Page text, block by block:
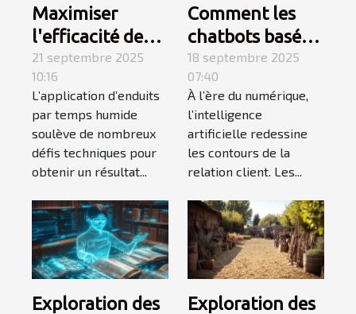
Maximiser
l'efficacité des
enduits par
temps humide :
stratégies et
conseils
21 septembre 2025
10:16
L’application d’enduits
par temps humide
soulève de nombreux
défis techniques pour
obtenir un résultat...
Comment les
chatbots basés
sur l'IA
transforment-ils
le service client
?
18 septembre 2025
07:40
À l’ère du numérique,
l’intelligence
artificielle redessine
les contours de la
relation client. Les...
Exploration des
Exploration des